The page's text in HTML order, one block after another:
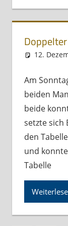
12.
Am
beiden
beide
setzte sich
den
und
Tabelle